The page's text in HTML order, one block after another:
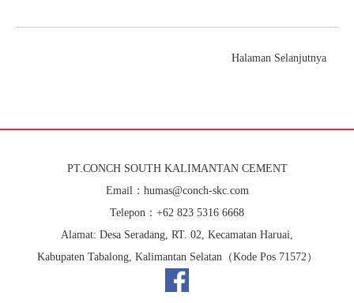
Halaman Selanjutnya
PT.CONCH SOUTH KALIMANTAN CEMENT
Email：humas@conch-skc.com
Telepon：+62 823 5316 6668
Alamat: Desa Seradang, RT. 02, Kecamatan Haruai,
Kabupaten Tabalong, Kalimantan Selatan（Kode Pos 71572）